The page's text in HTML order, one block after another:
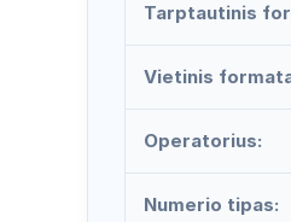
Tarptautinis
Vietinis
Operatorius:
Numerio tipas: